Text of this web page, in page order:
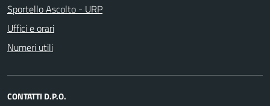
Sportello Ascolto - URP
Uffici e orari
Numeri utili
CONTATTI D.P.O.